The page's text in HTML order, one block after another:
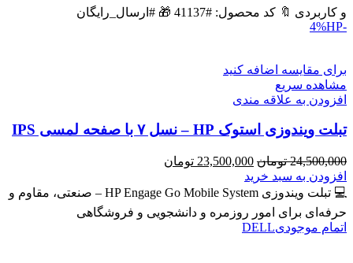
است.
و کاربردی 🔖 کد محصول: #41137 🎁 #ارسال_رایگان
-4%
HP
برای مقایسه اضافه کنید
مشاهده سریع
افزودن به علاقه مندی
تبلت ویندوزی استوک HP – نسل ۷ با صفحه لمسی IPS
24,500,000 تومان قیمت
اصلی
24,500,000 تومان
23,500,000 تومان
23,500,000 تومان
افزودن به سبد خرید
💻 تبلت ویندوزی HP Engage Go Mobile System – صنعتی، مقاوم و
حرفه‌ای برای امور روزمره و دانشجویی و فروشگاهی
اتمام موجودیDELL